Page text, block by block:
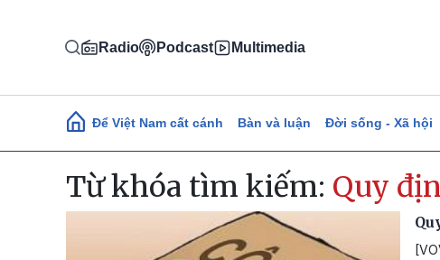
Radio Podcast Multimedia
Main navigation
Để Việt Nam cất cánh Bàn và luận Đời sống - Xã hội
Từ khóa tìm kiếm: Quy